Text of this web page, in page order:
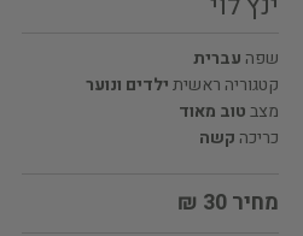
שפה עברית
קטגוריה ראשיתילדים ונוער
מצבטוב מאוד
כריכה קשה
מחיר 30 ₪